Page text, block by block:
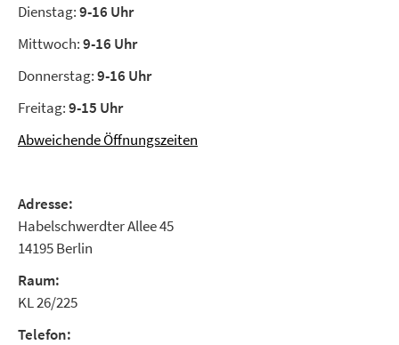
Dienstag:9-16 Uhr
Mittwoch:9-16 Uhr
Donnerstag:9-16 Uhr
Freitag:9-15 Uhr
Abweichende Öffnungszeiten
Adresse:
Habelschwerdter Allee 45
14195 Berlin
Raum:
KL 26/225
Telefon: